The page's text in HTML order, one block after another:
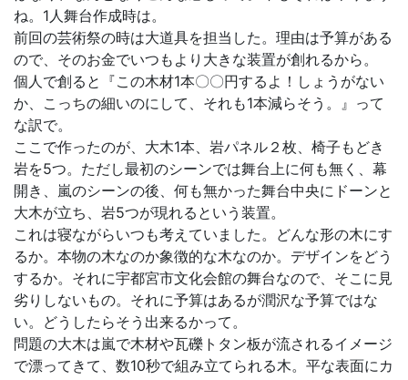
ね。1人舞台作成時は。
前回の芸術祭の時は大道具を担当した。理由は予算がある
ので、そのお金でいつもより大きな装置が創れるから。
個人で創ると『この木材1本〇〇円するよ！しょうがない
か、こっちの細いのにして、それも1本減らそう。』って
な訳で。
ここで作ったのが、大木1本、岩パネル２枚、椅子もどき
岩を5つ。ただし最初のシーンでは舞台上に何も無く、幕
開き、嵐のシーンの後、何も無かった舞台中央にドーンと
大木が立ち、岩5つが現れるという装置。
これは寝ながらいつも考えていました。どんな形の木にす
るか。本物の木なのか象徴的な木なのか。デザインをどう
するか。それに宇都宮市文化会館の舞台なので、そこに見
劣りしないもの。それに予算はあるが潤沢な予算ではな
い。どうしたらそう出来るかって。
問題の大木は嵐で木材や瓦礫トタン板が流されるイメージ
で漂ってきて、数10秒で組み立てられる木。平な表面にカ